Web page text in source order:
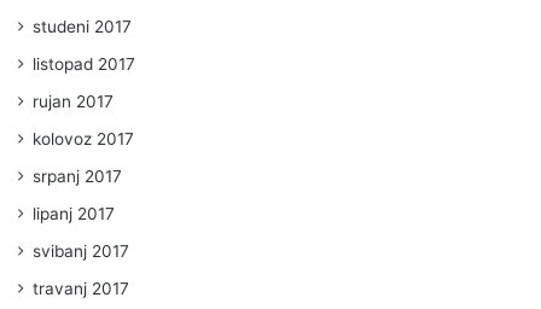
studeni 2017
listopad 2017
rujan 2017
kolovoz 2017
srpanj 2017
lipanj 2017
svibanj 2017
travanj 2017